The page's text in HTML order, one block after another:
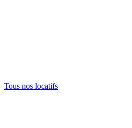
Tous nos locatifs